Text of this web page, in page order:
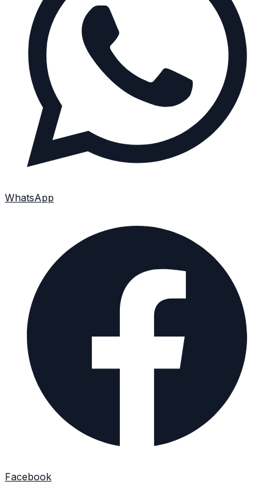
WhatsApp
Facebook